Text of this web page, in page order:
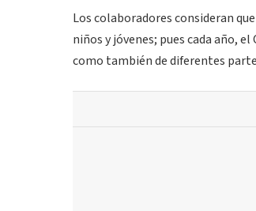
Los colaboradores consideran
niños y jóvenes; pues cada año,
como también de diferentes